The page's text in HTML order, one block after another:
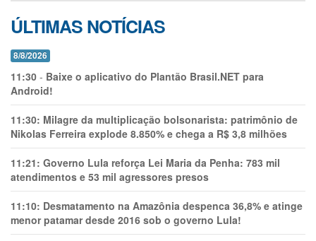
ÚLTIMAS NOTÍCIAS
8/8/2026
11:30 - Baixe o aplicativo do Plantão Brasil.NET para
Android!
11:30: Milagre da multiplicação bolsonarista: patrimônio de
Nikolas Ferreira explode 8.850% e chega a R$ 3,8 milhões
11:21: Governo Lula reforça Lei Maria da Penha: 783 mil
atendimentos e 53 mil agressores presos
11:10: Desmatamento na Amazônia despenca 36,8% e atinge
menor patamar desde 2016 sob o governo Lula!